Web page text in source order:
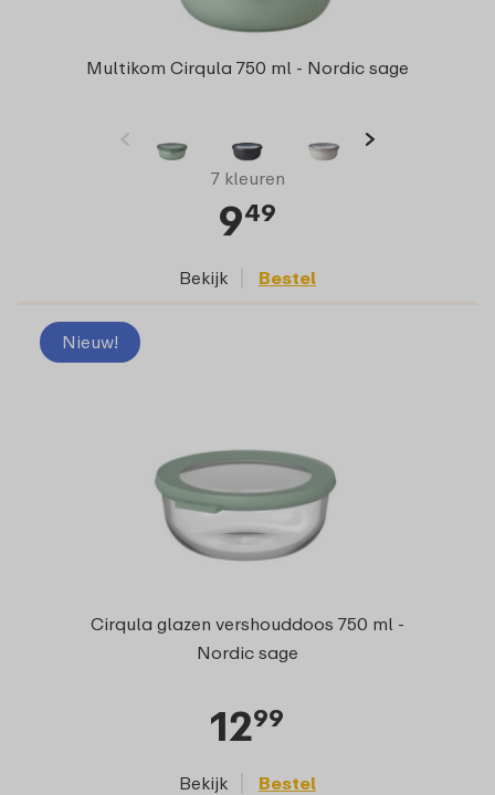
Multikom Cirqula 750 ml - Nordic sage
7 kleuren
949
Bekijk Bestel
Nieuw!
Cirqula glazen vershouddoos 750 ml -
Nordic sage
1299
Bekijk Bestel